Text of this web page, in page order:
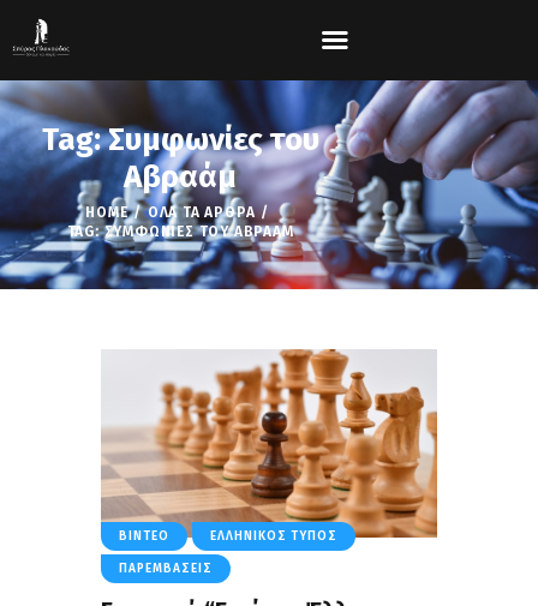
Tag: Συμφωνίες του
Αβραάμ
HOME
ΌΛΑ ΤΑ ΆΡΘΡΑ
TAG: ΣΥΜΦΩΝΊΕΣ ΤΟΥ ΑΒΡΑΆΜ
ΒΊΝΤΕΟ ΕΛΛΗΝΙΚΌΣ ΤΎΠΟΣ
ΠΑΡΕΜΒΆΣΕΙΣ